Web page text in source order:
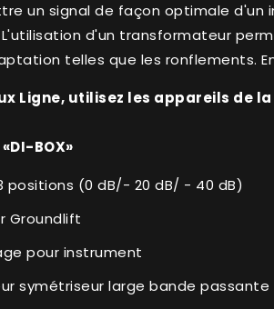
un signal de façon optimale
d'un transformateur
telles que les ronflements.
Ligne, utilisez les appareils de la
BOX»
positions (0 dB/- 20 dB/ - 40 dB)
Groundlift
pour instrument
symétriseur large bande passante